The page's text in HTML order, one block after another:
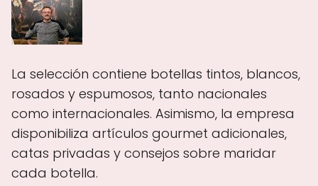
La selección contiene botellas tintos, blancos,
rosados y espumosos, tanto nacionales
como internacionales. Asimismo, la empresa
disponibiliza artículos gourmet adicionales,
catas privadas y consejos sobre maridar
cada botella.